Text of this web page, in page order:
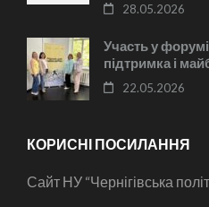
28.05.2026
Участь у
підтримка і
22.05.2026
КОРИСНІ ПОСИЛАННЯ
Сайт НУ “Чернігівська